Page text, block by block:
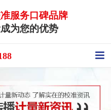
服务口碑品牌
为您的优势